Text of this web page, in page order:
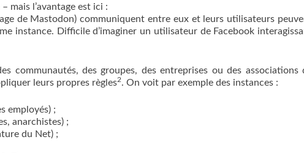
mais l’avantage est ici :
de Mastodon) communiquent entre eux et leurs utilisateurs
instance. Difficile d’imaginer un utilisateur de Facebook
communautés, des groupes, des entreprises ou des associations
leurs propres règles2. On voit par exemple des instances :
employés) ;
anarchistes) ;
du Net) ;